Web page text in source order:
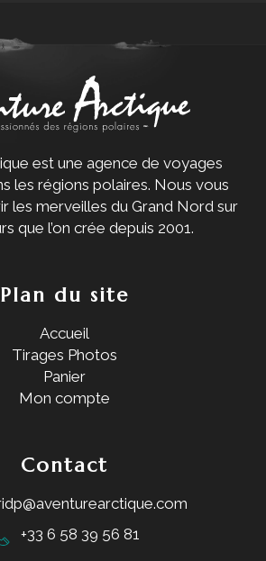
est une agence de voyages
les régions polaires. Nous vous
les merveilles du Grand Nord sur
que l’on crée depuis 2001.
Plan du site
Accueil
Tirages Photos
Panier
Mon compte
Contact
+33 6 58 39 56 81